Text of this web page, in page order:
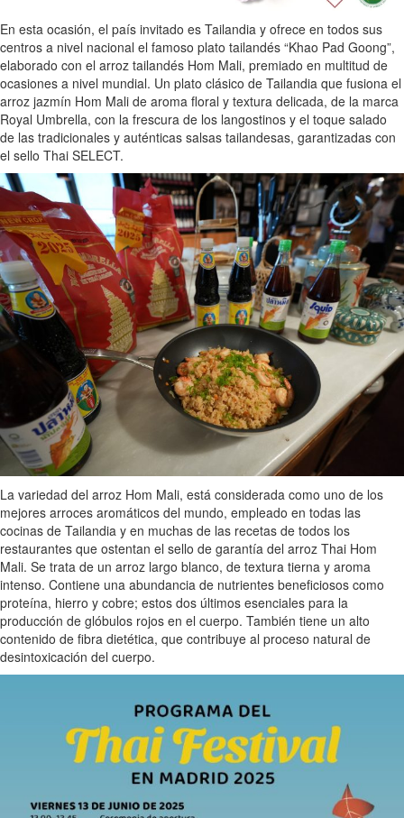
En esta ocasión, el país invitado es Tailandia y ofrece en todos sus
centros a nivel nacional el famoso plato tailandés “Khao Pad Goong”,
elaborado con el arroz tailandés Hom Mali, premiado en multitud de
ocasiones a nivel mundial. Un plato clásico de Tailandia que fusiona el
arroz jazmín Hom Mali de aroma floral y textura delicada, de la marca
Royal Umbrella, con la frescura de los langostinos y el toque salado
de las tradicionales y auténticas salsas tailandesas, garantizadas con
el sello Thai SELECT.
La variedad del arroz Hom Mali, está considerada como uno de los
mejores arroces aromáticos del mundo, empleado en todas las
cocinas de Tailandia y en muchas de las recetas de todos los
restaurantes que ostentan el sello de garantía del arroz Thai Hom
Mali. Se trata de un arroz largo blanco, de textura tierna y aroma
intenso. Contiene una abundancia de nutrientes beneficiosos como
proteína, hierro y cobre; estos dos últimos esenciales para la
producción de glóbulos rojos en el cuerpo. También tiene un alto
contenido de fibra dietética, que contribuye al proceso natural de
desintoxicación del cuerpo.